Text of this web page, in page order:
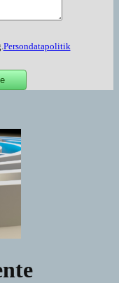
Persondatapolitik